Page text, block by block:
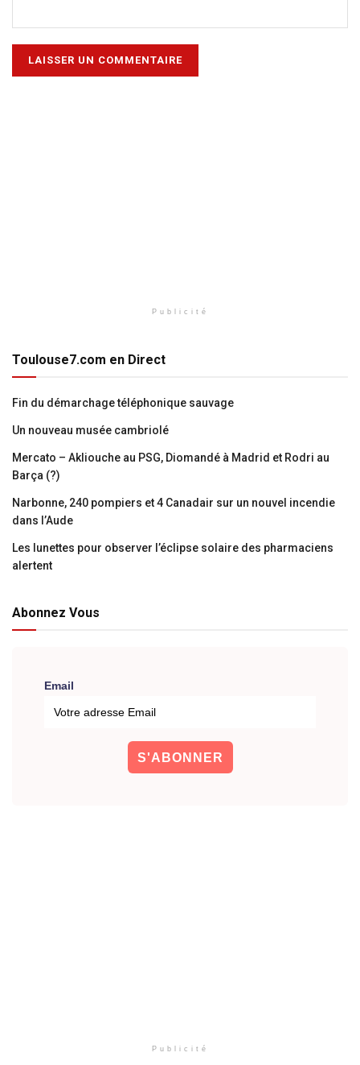
Publicité
Toulouse7.com en Direct
Fin du démarchage téléphonique sauvage
Un nouveau musée cambriolé
Mercato – Akliouche au PSG, Diomandé à Madrid et Rodri au
Barça (?)
Narbonne, 240 pompiers et 4 Canadair sur un nouvel incendie
dans l’Aude
Les lunettes pour observer l’éclipse solaire des pharmaciens
alertent
Abonnez Vous
Email
Publicité